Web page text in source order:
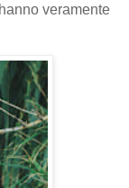
veramente